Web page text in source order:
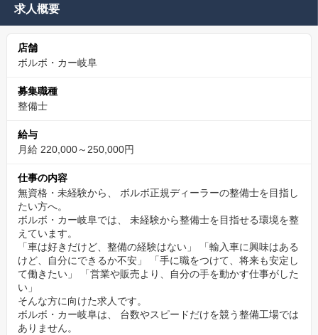
その場しのぎの指導ではなく、段階を踏んでできることを増やす
仕組みが前提として整っています。
さらに、若手を大切にする文化があり、面倒見のよさが強みで
最初のうちは補助作業を通じて、工具の扱い、締付の基本、点検
焦らせるのではなく、確認を重ねて失敗を減らす教え方だから、
未経験でも置いていかれません。
✨カジュアル面談も実施中、転職に迷われている方も
ご相談ください。
当社の事を知って頂く為に、WEBにてカジュアル面談も実施して
います。
転職について悩まれている方、当社について知りたい方も積極的
にご相談ください。
お互いのことを良く知っていただく機会にできればと考えており
ます。
求人概要
店舗
ボルボ・カー岐阜
募集職種
整備士
給与
月給 220,000～250,000円
仕事の内容
無資格・未経験から、 ボルボ正規ディーラーの整備士を目指し
たい方へ。
ボルボ・カー岐阜では、 未経験から整備士を目指せる環境を整
えています。
「車は好きだけど、整備の経験はない」 「輸入車に興味はある
けど、自分にできるか不安」 「手に職をつけて、将来も安定し
て働きたい」 「営業や販売より、自分の手を動かす仕事がした
い」
そんな方に向けた求人です。
ボルボ・カー岐阜は、 台数やスピードだけを競う整備工場では
ありません。